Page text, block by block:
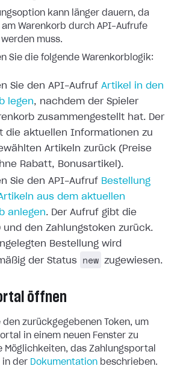
kann länger dauern, da
am Warenkorb durch API-Aufrufe
muss.
Sie die folgende Warenkorblogik:
Sie den API-Aufruf Artikel in den
legen, nachdem der Spieler
zusammengestellt hat. Der
die aktuellen Informationen zu
Artikeln zurück (Preise
Rabatt, Bonusartikel).
Sie den API-Aufruf Bestellung
aus dem aktuellen
anlegen. Der Aufruf gibt die
und den Zahlungstoken zurück.
Bestellung wird
der Status
new zugewiesen.
öffnen
den zurückgegebenen Token, um
in einem neuen Fenster zu
Möglichkeiten, das Zahlungsportal
in der Dokumentation beschrieben.